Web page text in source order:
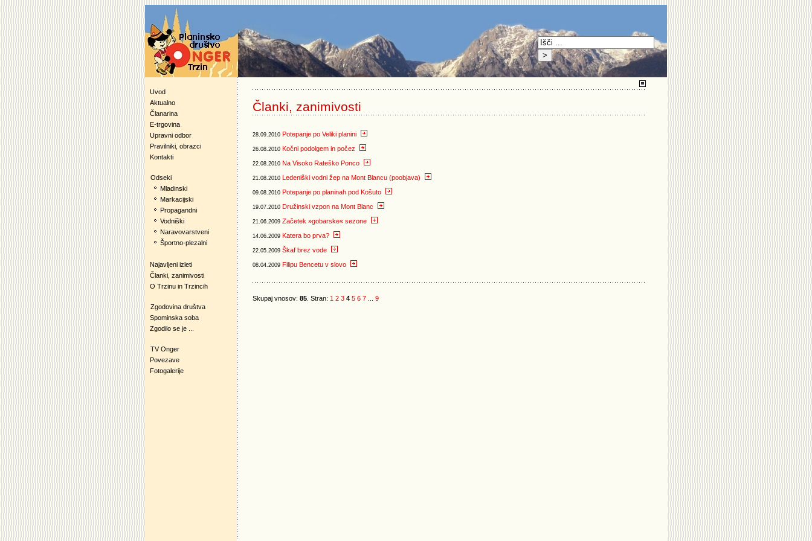
Uvod
Aktualno
Članarina
E-trgovina
Upravni odbor
Pravilniki, obrazci
Kontakti
Odseki
Mladinski
Markacijski
Propagandni
Vodniški
Naravovarstveni
Športno-plezalni
Najavljeni izleti
Članki, zanimivosti
O Trzinu in Trzincih
Zgodovina društva
Spominska soba
Zgodilo se je ...
TV Onger
Povezave
Fotogalerije
Članki, zanimivosti
28.09.2010 Potepanje po Veliki planini
26.08.2010 Kočni podolgem in počez
22.08.2010 Na Visoko Rateško Ponco
21.08.2010 Ledeniški vodni žep na Mont Blancu (poobjava)
09.08.2010 Potepanje po planinah pod Košuto
19.07.2010 Družinski vzpon na Mont Blanc
21.06.2009 Začetek »gobarske« sezone
14.06.2009 Katera bo prva?
22.05.2009 Škaf brez vode
08.04.2009 Filipu Bencetu v slovo
Skupaj vnosov: 85 . Stran: 1 2 3 4 5 6 7 9